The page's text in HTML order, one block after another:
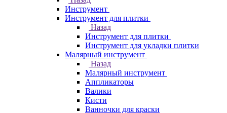
Инструмент
Инструмент для плитки
Назад
Инструмент для плитки
Инструмент для укладки плитки
Малярный инструмент
Назад
Малярный инструмент
Аппликаторы
Валики
Кисти
Ванночки для краски